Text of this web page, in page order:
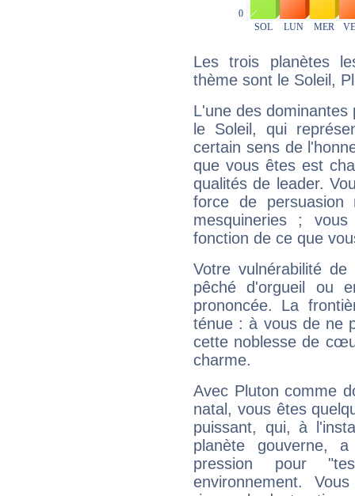
Les trois planètes
thème sont le Soleil,
L'une des
le Soleil, qui
certain sens de
que vous êtes est
qualités de leader.
force de
mesquineries ;
fonction de ce que
Votre vulnérabilité
pêché d'orgueil ou
prononcée. La
ténue : à vous de ne
cette noblesse de
charme.
Avec Pluton comme
natal, vous êtes
puissant, qui, à
planète gouverne,
pression pour
environnement.